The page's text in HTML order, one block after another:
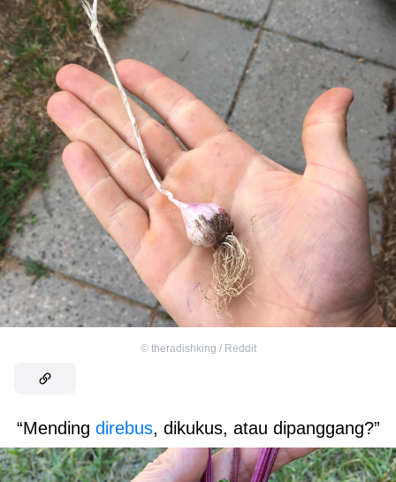
© theradishking / Reddit
“Mending direbus, dikukus, atau dipanggang?”